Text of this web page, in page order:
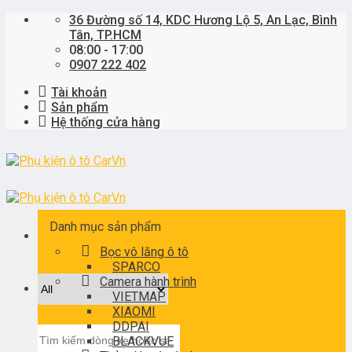
Skip
36 Đường số 14, KDC Hương Lộ 5, An Lạc, Bình
Tân, TP.HCM
08:00 - 17:00
0907 222 402
Tài khoản
Sản phẩm
Hệ thống cửa hàng
kiếm:
Danh mục sản phẩm
Bọc vô lăng ô tô
SPARCO
Camera hành trình
VIETMAP
XIAOMI
DDPAI
BLACKVUE